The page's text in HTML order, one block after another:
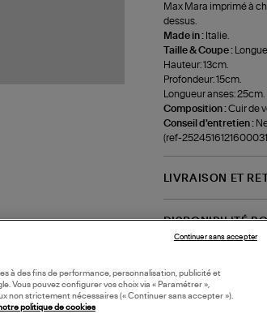
Max Mara imprimé à
dessus.
Made in : Italie.
Taille & Coupe :
Hauteur: 13cm.
Profondeur: 15cm.
Longueur anses: 25cm.
Composition :Cuir de
Conseil d'entretien :
(ref-
LIVRAISON ET
DISPONIBILITÉ
à des fins de performance, personnalisation, publicité et
Vous pouvez configurer vos choix via « Paramétrer »,
non strictement nécessaires (« Continuer sans accepter »).
politique de cookies
Continuer sans accepter